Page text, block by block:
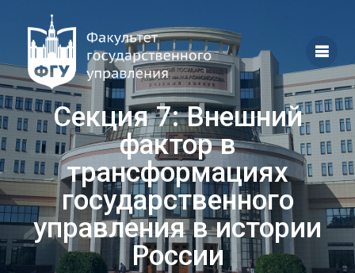
контенту
Секция 7: Внешний
фактор в
трансформациях
государственного
управления в истории
России